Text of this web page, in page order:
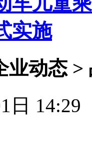
实施
业动态 >
日 14:29